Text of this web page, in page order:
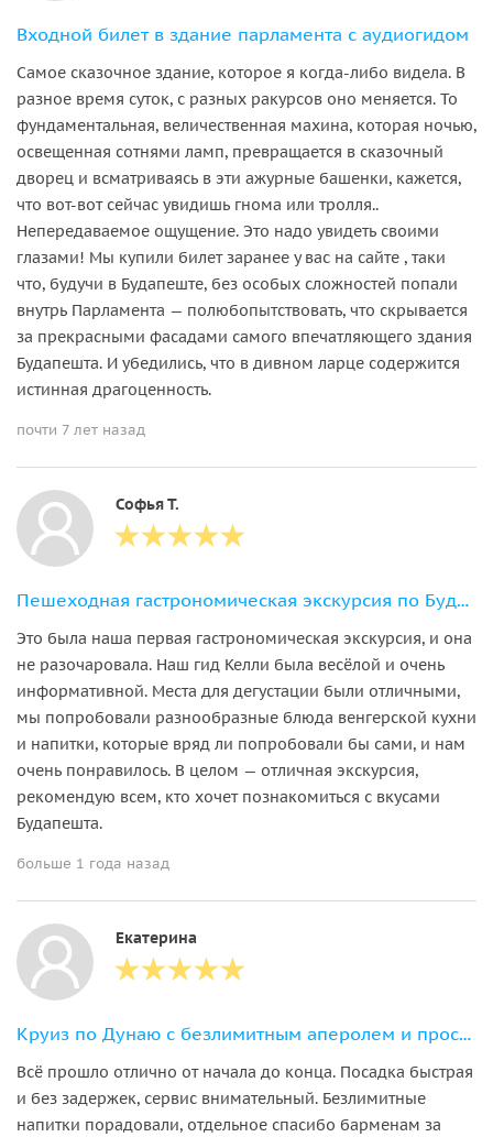
Входной билет в здание парламента с аудиогидом
Самое сказочное здание, которое я когда-либо видела. В
разное время суток, с разных ракурсов оно меняется. То
фундаментальная, величественная махина, которая ночью,
освещенная сотнями ламп, превращается в сказочный
дворец и всматриваясь в эти ажурные башенки, кажется,
что вот-вот сейчас увидишь гнома или тролля..
Непередаваемое ощущение. Это надо увидеть своими
глазами! Мы купили билет заранее у вас на сайте , таки
что, будучи в Будапеште, без особых сложностей попали
внутрь Парламента — полюбопытствовать, что скрывается
за прекрасными фасадами самого впечатляющего здания
Будапешта. И убедились, что в дивном ларце содержится
истинная драгоценность.
почти 7 лет назад
Софья Т.
Пешеходная гастрономическая экскурсия по Будапешту
Это была наша первая гастрономическая экскурсия, и она
не разочаровала. Наш гид Келли была весёлой и очень
информативной. Места для дегустации были отличными,
мы попробовали разнообразные блюда венгерской кухни
и напитки, которые вряд ли попробовали бы сами, и нам
очень понравилось. В целом — отличная экскурсия,
рекомендую всем, кто хочет познакомиться с вкусами
Будапешта.
больше 1 года назад
Екатерина
Круиз по Дунаю с безлимитным аперолем и просекко на закате 19:00
Всё прошло отлично от начала до конца. Посадка быстрая
и без задержек, сервис внимательный. Безлимитные
напитки порадовали, отдельное спасибо барменам за